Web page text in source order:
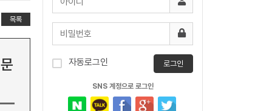
목록
자동로그인 로그인
SNS 계정으로 로그인